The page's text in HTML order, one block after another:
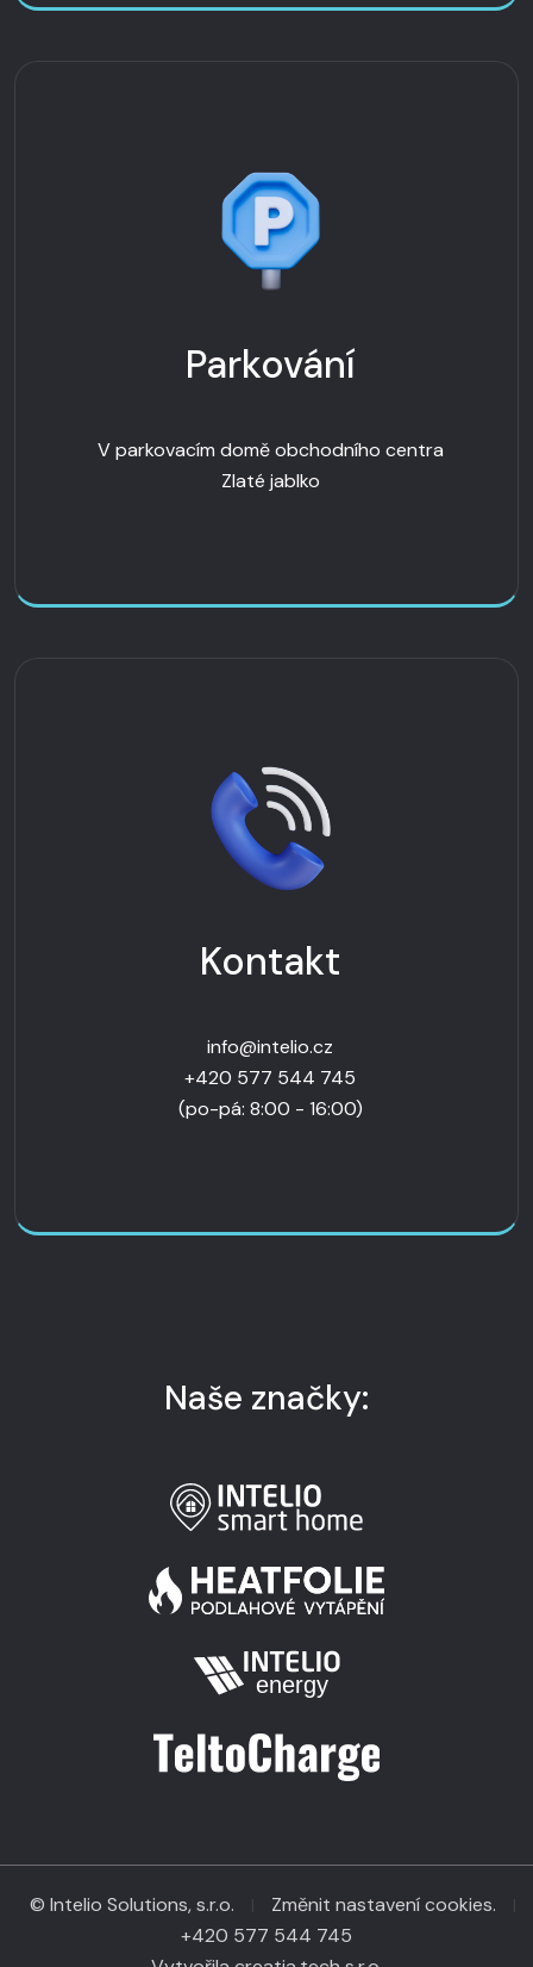
Parkování
V parkovacím domě obchodního centra
Zlaté jablko
Kontakt
info
+420 577 544 745
(po-pá: 8:00 - 16:00)
Naše značky:
© Intelio Solutions, s.r.o. | Změnit nastavení cookies. |
+420 577 544 745